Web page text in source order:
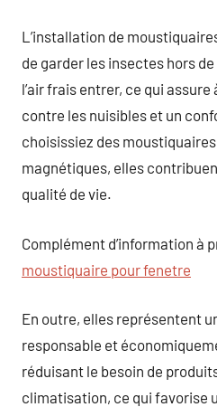
L’installation de
de garder les insectes hors
l’air frais entrer, ce qui
contre les nuisibles et un
choisissiez des
magnétiques, elles
qualité de vie.
Complément d’information à
moustiquaire pour fenetre
En outre, elles représentent
responsable et
réduisant le besoin de
climatisation, ce qui favorise